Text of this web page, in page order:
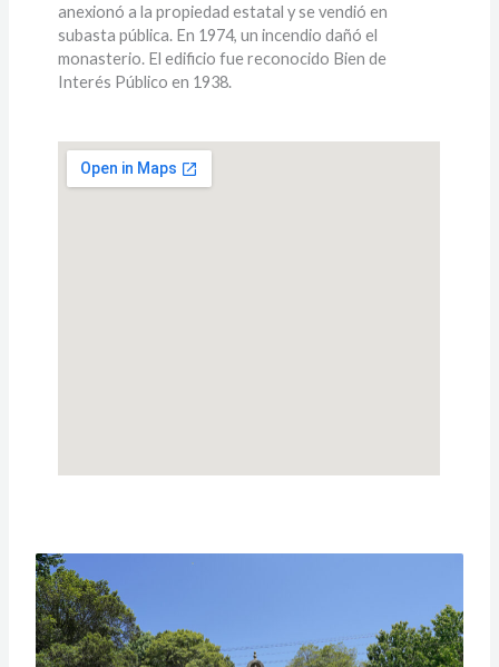
anexionó a la propiedad estatal y se vendió en
subasta pública. En 1974, un incendio dañó el
monasterio. El edificio fue reconocido Bien de
Interés Público en 1938.